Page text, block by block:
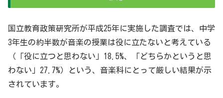
国立教育政策研究所が平成25年に実施した調査では、中学
3年生の約半数が音楽の授業は役に立たないと考えている
（「役に立つと思わない」18.5%、「どちらかというと思
わない」27.7%）という、音楽科にとって厳しい結果が示
されています。